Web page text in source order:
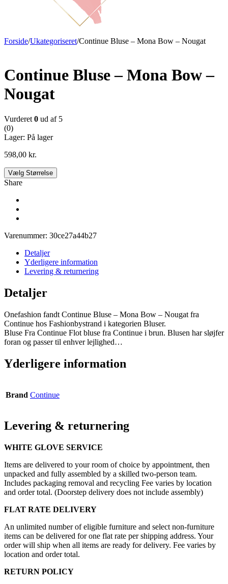
Forside/Ukategoriseret/Continue Bluse – Mona Bow – Nougat
Continue Bluse – Mona Bow –
Nougat
Vurderet 0 ud af 5
(0)
Lager: På lager
598,00 kr.
Vælg Størrelse
Share
Varenummer: 30ce27a44b27
Detaljer
Yderligere information
Levering & returnering
Detaljer
Onefashion fandt Continue Bluse – Mona Bow – Nougat fra
Continue hos Fashionbystrand i kategorien Bluser.
Bluse Fra Continue Flot bluse fra Continue i brun. Blusen har sløjfer
foran og passer til enhver lejlighed…
Yderligere information
Brand Continue
Levering & returnering
WHITE GLOVE SERVICE
Items are delivered to your room of choice by appointment, then
unpacked and fully assembled by a skilled two-person team.
Includes packaging removal and recycling Fee varies by location
and order total. (Doorstep delivery does not include assembly)
FLAT RATE DELIVERY
An unlimited number of eligible furniture and select non-furniture
items can be delivered for one flat rate per shipping address. Your
order will ship when all items are ready for delivery. Fee varies by
location and order total.
RETURN POLICY